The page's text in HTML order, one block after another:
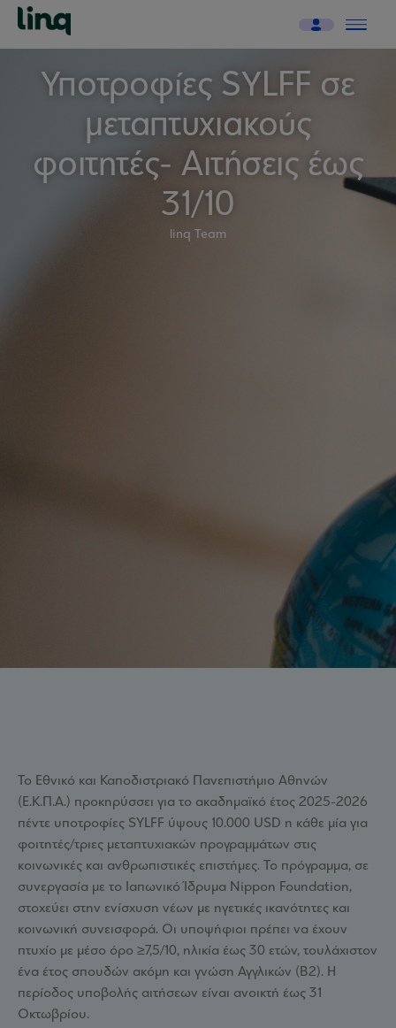
Υποτροφίες SYLFF σε
μεταπτυχιακούς
φοιτητές- Αιτήσεις έως
31/10
linq Team
Το Εθνικό και Καποδιστριακό Πανεπιστήμιο Αθηνών
(Ε.Κ.Π.Α.) προκηρύσσει για το ακαδημαϊκό έτος 2025-2026
πέντε υποτροφίες SYLFF ύψους 10.000 USD η κάθε μία για
φοιτητές/τριες μεταπτυχιακών προγραμμάτων στις
κοινωνικές και ανθρωπιστικές επιστήμες. Το πρόγραμμα, σε
συνεργασία με το Ιαπωνικό Ίδρυμα Nippon Foundation,
στοχεύει στην ενίσχυση νέων με ηγετικές ικανότητες και
κοινωνική συνεισφορά. Οι υποψήφιοι πρέπει να έχουν
πτυχίο με μέσο όρο ≥7,5/10, ηλικία έως 30 ετών, τουλάχιστον
ένα έτος σπουδών ακόμη και γνώση Αγγλικών (Β2). Η
περίοδος υποβολής αιτήσεων είναι ανοικτή έως 31
Οκτωβρίου.